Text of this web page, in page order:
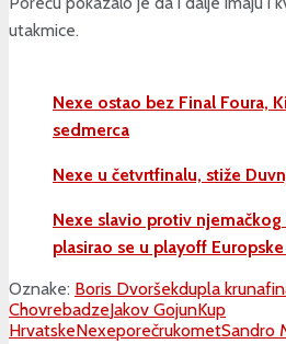
utakmice.
Nexe ostao bez Final Foura,
sedmerca
Nexe u četvrtfinalu, stiže
Nexe slavio protiv njemačkog
plasirao se u playoff
Oznake: Boris Dvoršekdupla kruna
ChovrebadzeJakov GojunKup
HrvatskeNexeporečrukometSandro